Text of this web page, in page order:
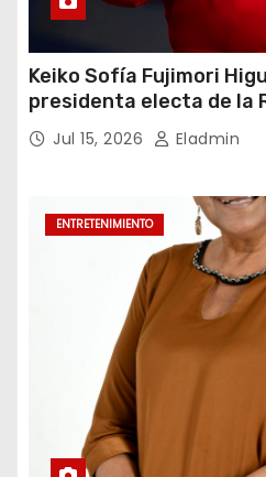
Keiko Sofía Fujimori
presidenta electa de la
para el periodo
Jul 15, 2026 Eladmin
ENTRETENIMIENTO